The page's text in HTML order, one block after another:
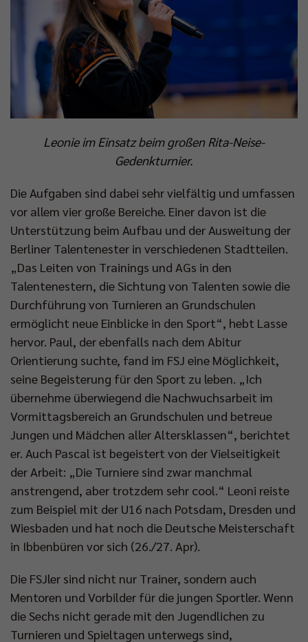
Leonie im Einsatz beim großen Rita-Neise-
Gedenkturnier.
Die Aufgaben sind dabei sehr vielfältig und umfassen
vor allem vier große Bereiche. Einer davon ist die
Unterstützung beim Aufbau und der Ausweitung der
Berliner Talentenester in verschiedenen Stadtteilen.
„Das Leiten von Trainings und AGs in den
Talentenestern, die Sichtung von Talenten sowie die
Durchführung von Turnieren an Grundschulen
ermöglicht neue Einblicke in den Sport“, hebt Lasse
hervor. Paul, der ebenfalls nach dem Abitur
Orientierung suchte, fand im FSJ eine Möglichkeit,
seine Begeisterung für den Sport zu leben. „Ich
übernehme überwiegend die Nachwuchsarbeit im
Vormittagsbereich an Grundschulen und betreue
Jungen und Mädchen aller Altersklassen“, berichtet
er. Auch Pascal ist begeistert von der Vielseitigkeit
der Arbeit: „Die Turniere sind zwar manchmal
anstrengend, aber trotzdem sehr cool.“ Leoni reiste
zum Beispiel mit der U16 nach Potsdam, Dresden und
Wiesbaden und hat noch die Deutsche Meisterschaft
in Ibbenbüren vor sich (26./27. Apr).
Die FSJler sind nicht nur Trainer, sondern auch
Mentoren und Vorbilder für die jungen Sportler. Wenn
die Sechs nicht gerade mit den Jugendlichen zu
Turnieren und Spieltagen unterwegs sind,